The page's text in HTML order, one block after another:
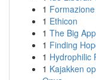
1
1 Ethicon
1 The Big
1 Finding
1 Hydrophilic
1 Kajakken